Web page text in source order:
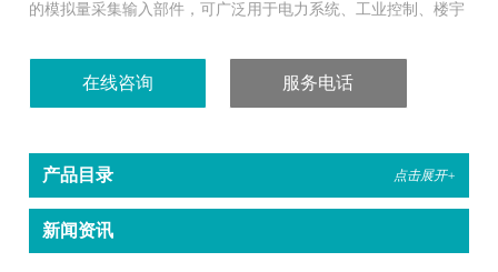
的模拟量采集输入部件，可广泛用于电力系统、工业控制、楼宇
在线咨询 服务电话
产品目录 点击展开+
新闻资讯